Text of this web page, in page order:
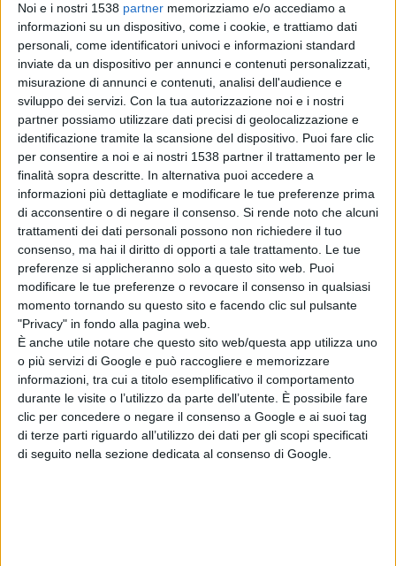
Noi e i nostri 1538 partner memorizziamo e/o accediamo a
informazioni su un dispositivo, come i cookie, e trattiamo dati
personali, come identificatori univoci e informazioni standard
inviate da un dispositivo per annunci e contenuti personalizzati,
misurazione di annunci e contenuti, analisi dell'audience e
sviluppo dei servizi. Con la tua autorizzazione noi e i nostri
partner possiamo utilizzare dati precisi di geolocalizzazione e
identificazione tramite la scansione del dispositivo. Puoi fare clic
per consentire a noi e ai nostri 1538 partner il trattamento per le
finalità sopra descritte. In alternativa puoi accedere a
informazioni più dettagliate e modificare le tue preferenze prima
di acconsentire o di negare il consenso. Si rende noto che alcuni
trattamenti dei dati personali possono non richiedere il tuo
consenso, ma hai il diritto di opporti a tale trattamento. Le tue
preferenze si applicheranno solo a questo sito web. Puoi
modificare le tue preferenze o revocare il consenso in qualsiasi
momento tornando su questo sito e facendo clic sul pulsante
"Privacy" in fondo alla pagina web.
È anche utile notare che questo sito web/questa app utilizza uno
o più servizi di Google e può raccogliere e memorizzare
informazioni, tra cui a titolo esemplificativo il comportamento
durante le visite o l’utilizzo da parte dell’utente. È possibile fare
clic per concedere o negare il consenso a Google e ai suoi tag
di terze parti riguardo all’utilizzo dei dati per gli scopi specificati
di seguito nella sezione dedicata al consenso di Google.
Santu Zuseppe
ATTUALITÀ